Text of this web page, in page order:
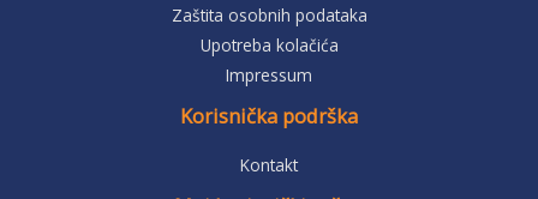
Zaštita osobnih podataka
Upotreba kolačića
Impressum
Korisnička podrška
Kontakt